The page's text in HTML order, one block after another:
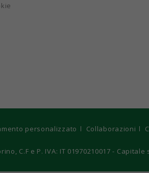
personalizzato Collaborazioni
C.F e P. IVA: IT 01970210017 -